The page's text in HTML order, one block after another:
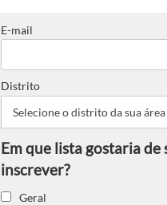
E-mail
Distrito
Geral